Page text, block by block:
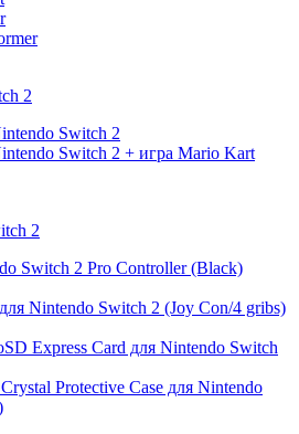
2
Switch 2
Switch 2 + игра Mario Kart
2
Switch 2 Pro Controller (Black)
Nintendo Switch 2 (Joy Con/4 gribs)
Express Card для Nintendo Switch
Protective Case для Nintendo